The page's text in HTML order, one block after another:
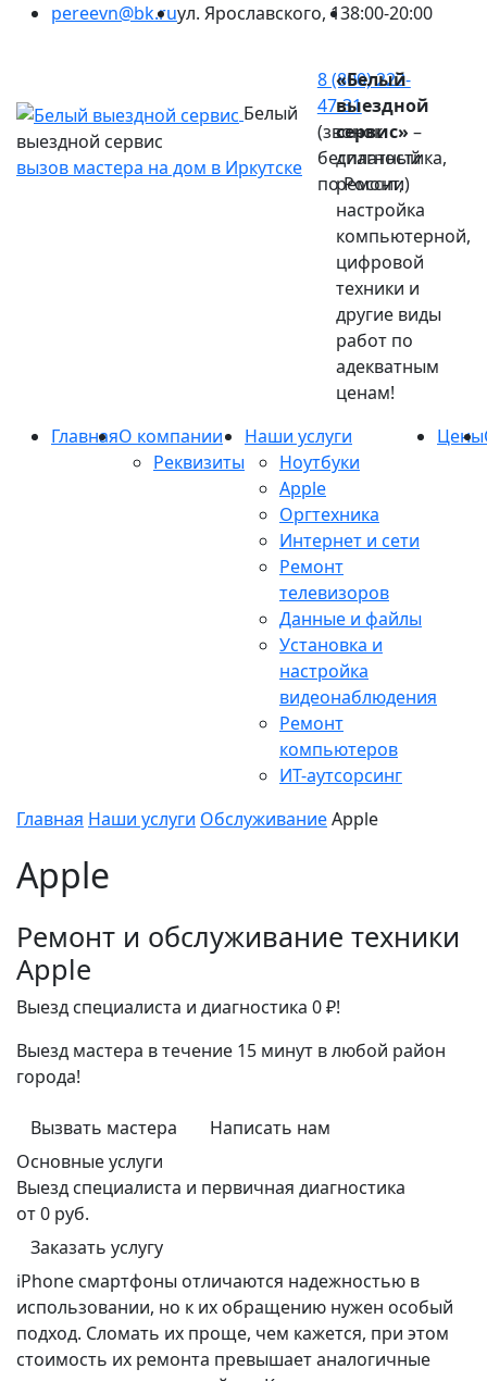
pereevn@bk.ruул. Ярославского, 138:00-20:00
Белый
выездной сервис
вызов мастера на дом в Иркутске
8 (800) 222-
47-31
(звонок
бесплатный
по России)
«Белый
выездной
сервис» –
диагностика,
ремонт,
настройка
компьютерной,
цифровой
техники и
другие виды
работ по
адекватным
ценам!
ГлавнаяО компании
Реквизиты
Наши услуги
Ноутбуки
Apple
Оргтехника
Интернет и сети
Ремонт
телевизоров
Данные и файлы
Установка и
настройка
видеонаблюдения
Ремонт
компьютеров
ИТ-аутсорсинг
Цены
Главная Наши услуги ОбслуживаниеApple
Apple
Ремонт и обслуживание техники
Apple
Выезд специалиста и диагностика 0 ₽!
Выезд мастера в течение 15 минут в любой район
города!
Вызвать мастера
Написать нам
Основные услуги
Выезд специалиста и первичная диагностика
от 0 руб.
Заказать услугу
iPhone смартфоны отличаются надежностью в
использовании, но к их обращению нужен особый
подход. Сломать их проще, чем кажется, при этом
стоимость их ремонта превышает аналогичные